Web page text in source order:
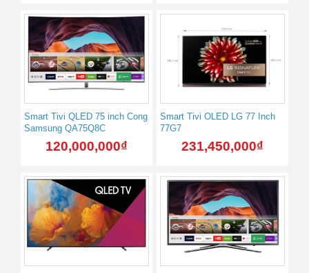
Smart Tivi QLED 75 inch Cong
Samsung QA75Q8C
120,000,000₫
Smart Tivi OLED LG 77 Inch
77G7
231,450,000₫